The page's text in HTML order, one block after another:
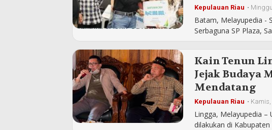
Kepulauan Riau •
Batam, Melayupedia -
Serbaguna SP Plaza,
Kain Tenun
Jejak Budaya
Mendatang
Kepulauan Riau • Kamis,
Lingga, Melayupedia –
dilakukan di